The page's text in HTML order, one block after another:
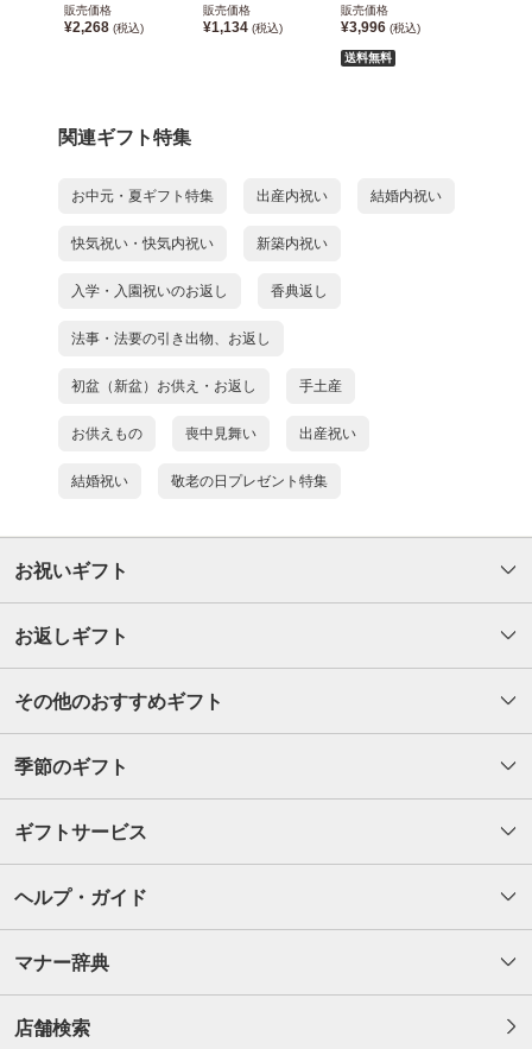
販売価格
¥2,268 (税込)
販売価格
¥1,134(税込)
販売価格
¥3,996 (税込)
送料無料
関連ギフト特集
お中元・夏ギフト特集 出産内祝い 結婚内祝い
快気祝い・快気内祝い 新築内祝い
入学・入園祝いのお返し 香典返し
法事・法要の引き出物、お返し
初盆（新盆）お供え・お返し 手土産
お供えもの 喪中見舞い 出産祝い
結婚祝い 敬老の日プレゼント特集
お祝いギフト
お返しギフト
その他のおすすめギフト
季節のギフト
ギフトサービス
ヘルプ・ガイド
マナー辞典
店舗検索